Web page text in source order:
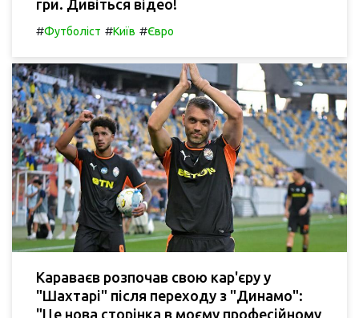
гри. Дивіться відео!
#Футболіст #Київ #Євро
Караваєв розпочав свою кар'єру у
"Шахтарі" після переходу з "Динамо":
"Це нова сторінка в моєму професійному